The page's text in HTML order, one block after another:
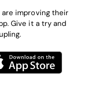
are improving their
Give it a try and